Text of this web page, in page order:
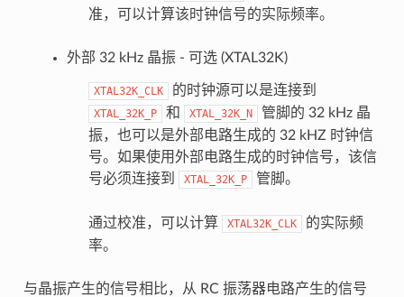
准，可以计算该时钟信号的实际频率。
外部 32 kHz 晶振 - 可选 (XTAL32K)
XTAL32K_CLK 的时钟源可以是连接到
XTAL_32K_P 和 XTAL_32K_N
管脚的 32 kHz 晶
振，也可以是外部电路生成的 32 kHZ 时钟信
号。如果使用外部电路生成的时钟信号，该信
号必须连接到
XTAL_32K_P 管脚。
通过校准，可以计算 XTAL32K_CLK
的实际频
率。
与晶振产生的信号相比，从 RC 振荡器电路产生的信号